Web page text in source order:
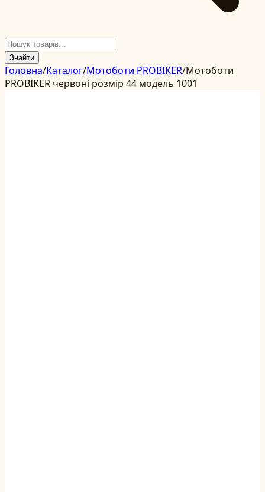
Знайти
Головна/Каталог/Мотоботи PROBIKER/Мотоботи
PROBIKER червоні розмір 44 модель 1001